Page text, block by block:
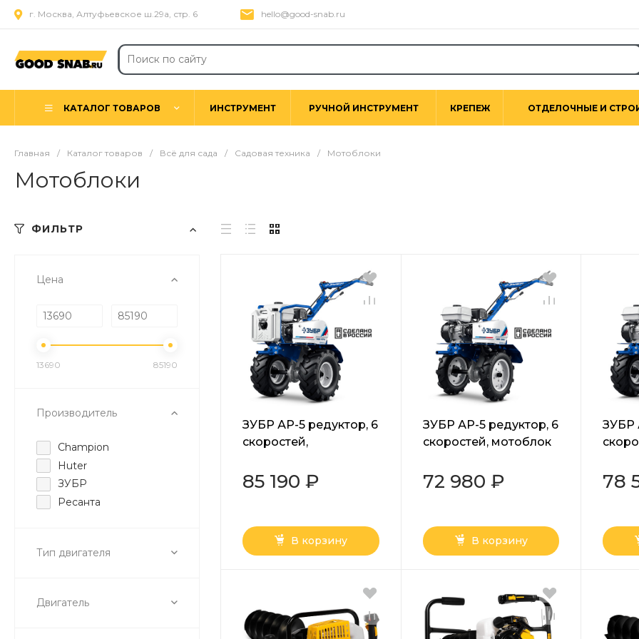
г. Москва, Алтуфьевское ш.29а, стр. 6 hello@good-snab.ru
КАТАЛОГ ТОВАРОВ ИНСТРУМЕНТ РУЧНОЙ ИНСТРУМЕНТ КРЕПЕЖ ОТДЕЛОЧНЫЕ И
Главная / Каталог товаров / Всё для сада / Садовая техника / Мотоблоки
Мотоблоки
ФИЛЬТР
Цена
13690 85190
Производитель
Champion
Huter
ЗУБР
Ресанта
Тип двигателя
Двигатель
ЗУБР АР-5 редуктор, 6
скоростей,
увеличенные колеса,
Профессионал (МБ5-
570)
85 190 ₽
В корзину
ЗУБР АР-5 редуктор, 6
скоростей, мотоблок
Профессионал (МБ5-
72 980 ₽
В корзину
ЗУБР
500)
78